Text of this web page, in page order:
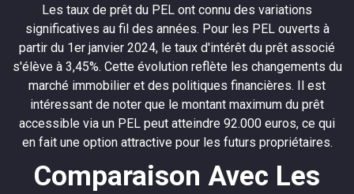
Les taux de prêt du PEL ont connu des variations
significatives au fil des années. Pour les PEL ouverts à
partir du 1er janvier 2024, le taux d'intérêt du prêt associé
s'élève à 3,45%. Cette évolution reflète les changements du
marché immobilier et des politiques financières. Il est
intéressant de noter que le montant maximum du prêt
accessible via un PEL peut atteindre 92.000 euros, ce qui
en fait une option attractive pour les futurs propriétaires.
Comparaison Avec Les